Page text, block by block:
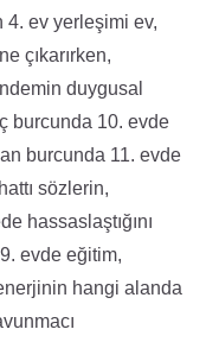
4. ev yerleşimi ev,
çıkarırken,
duygusal
burcunda 10. evde
burcunda 11. evde
sözlerin,
hassaslaştığını
evde eğitim,
hangi alanda